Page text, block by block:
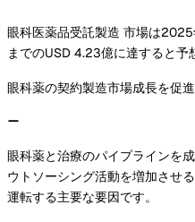
眼科医薬品受託製造 市場は
までのUSD 4.23億に達すると予
眼科薬の契約製造市場成長を促
眼科薬と治療のパイプラインを
ウトソーシング活動を増加させ
運転する主要な要因です。